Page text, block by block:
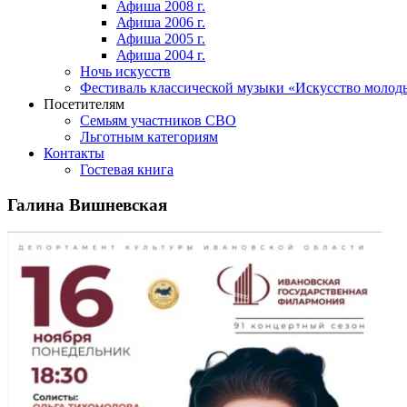
Афиша 2008 г.
Афиша 2006 г.
Афиша 2005 г.
Афиша 2004 г.
Ночь искусств
Фестиваль классической музыки «Искусство
Посетителям
Семьям участников СВО
Льготным категориям
Контакты
Гостевая книга
Галина Вишневская